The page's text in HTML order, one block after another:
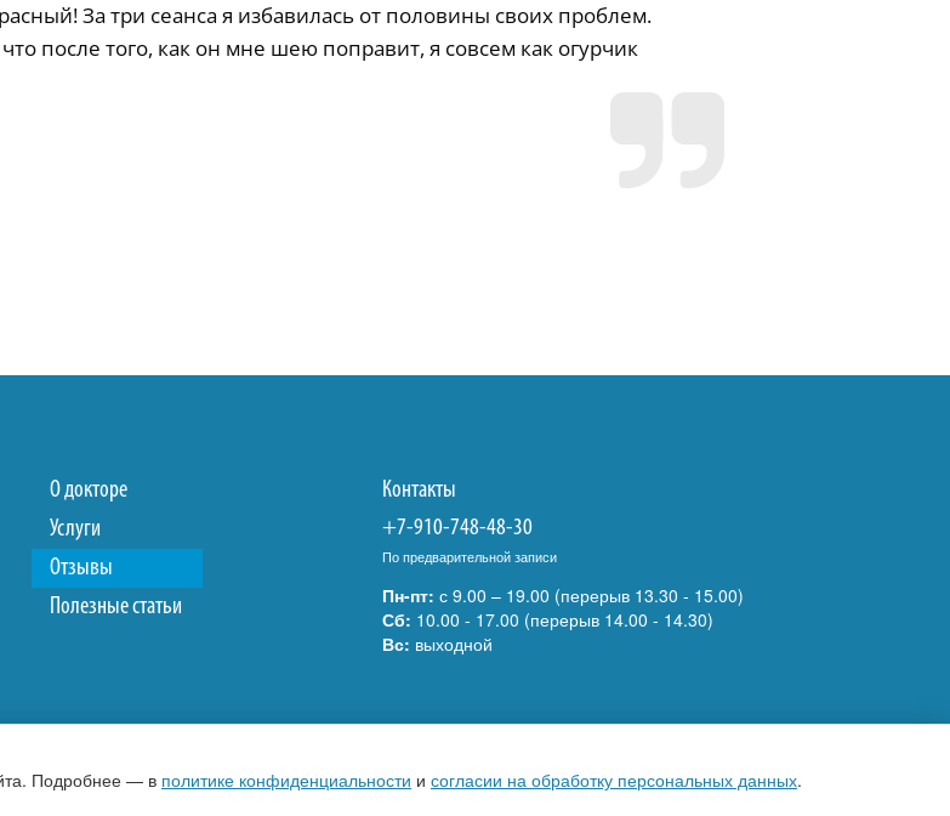
За три сеанса я избавилась от половины своих проблем.
после того, как он мне шею поправит, я совсем как огурчик
О докторе
Услуги
Отзывы
Полезные статьи
Контакты
+7-910-748-48-30
По предварительной записи
Пн-пт: с 9.00 – 19.00 (перерыв 13.30 - 15.00)
Сб: 10.00 - 17.00 (перерыв 14.00 - 14.30)
Вс: выходной
Подробнее — в политике конфиденциальности и согласии на обработку персональных данных.